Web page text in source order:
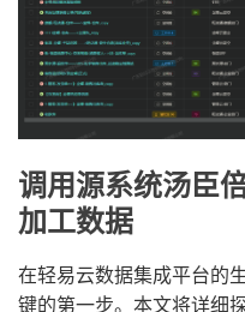
调用源系统汤臣
加工数据
在轻易云数据集成平台的
键的第一步。本文将详细